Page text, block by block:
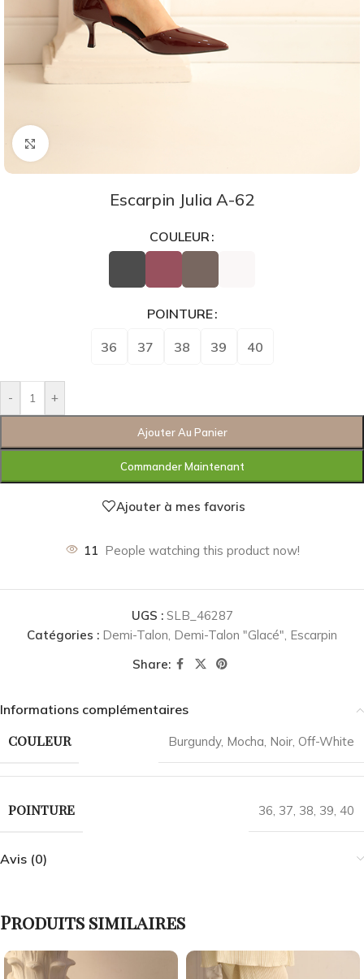
Agrandir
Escarpin Julia A-62
COULEUR
POINTURE
36 37 38 39 40
- +
Ajouter Au Panier
Commander Maintenant
Ajouter à mes favoris
11 People watching this product now!
UGS : SLB_46287
Catégories : Demi-Talon, Demi-Talon "Glacé", Escarpin
Share:
Informations complémentaires
COULEUR Burgundy, Mocha, Noir, Off-White
POINTURE 36, 37, 38, 39, 40
Avis (0)
Produits similaires